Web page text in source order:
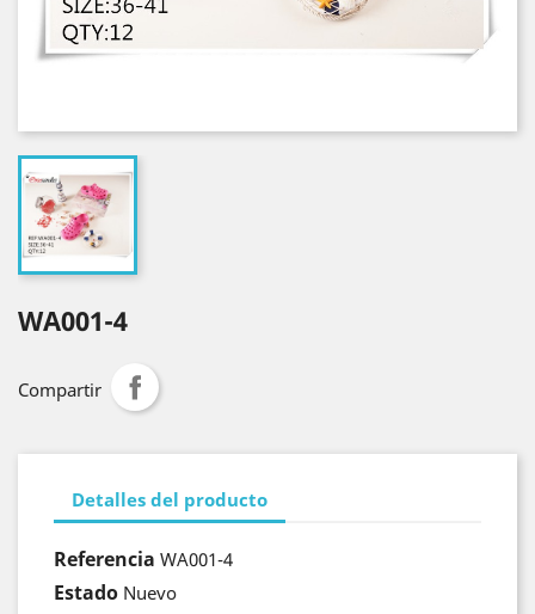
WA001-4
Compartir
Detalles del producto
Referencia WA001-4
Estado Nuevo